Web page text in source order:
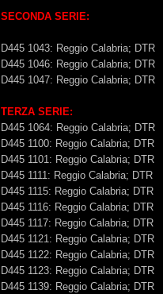
SECONDA SERIE:
D445 1043: Reggio Calabria; DTR
D445 1046: Reggio Calabria; DTR
D445 1047: Reggio Calabria; DTR
TERZA SERIE:
D445 1064: Reggio Calabria; DTR
D445 1100: Reggio Calabria; DTR
D445 1101: Reggio Calabria; DTR
D445 1111: Reggio Calabria; DTR
D445 1115: Reggio Calabria; DTR
D445 1116: Reggio Calabria; DTR
D445 1117: Reggio Calabria; DTR
D445 1121: Reggio Calabria; DTR
D445 1122: Reggio Calabria; DTR
D445 1123: Reggio Calabria; DTR
D445 1139: Reggio Calabria; DTR